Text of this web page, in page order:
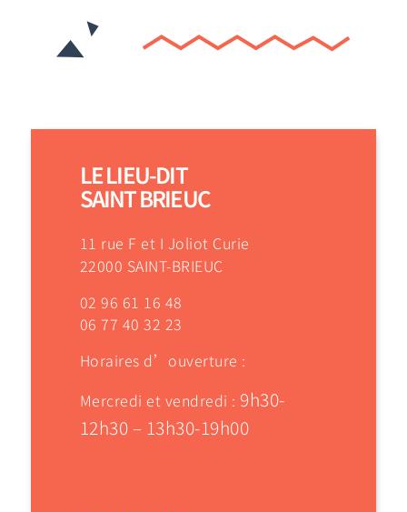
LE LIEU-DIT
SAINT BRIEUC
11 rue F et I Joliot Curie
22000 SAINT-BRIEUC
02 96 61 16 48
06 77 40 32 23
Horaires d’ouverture :
Mercredi et vendredi : 9h30-
12h30 – 13h30-19h00